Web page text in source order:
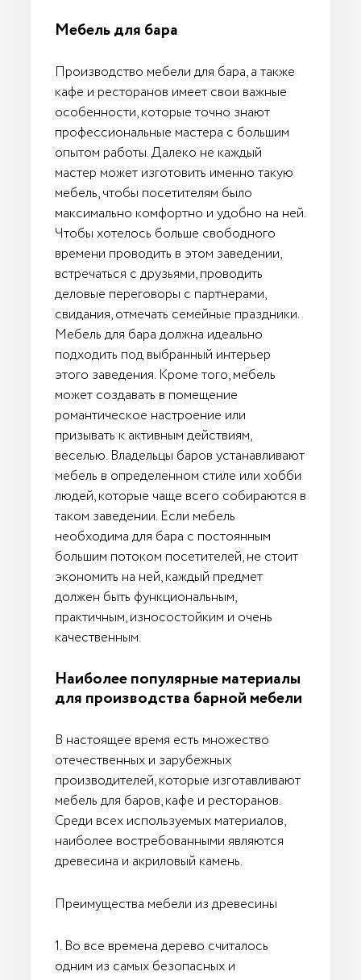
Мебель для бара
Производство мебели для бара, а также
кафе и ресторанов имеет свои важные
особенности, которые точно знают
профессиональные мастера с большим
опытом работы. Далеко не каждый
мастер может изготовить именно такую
мебель, чтобы посетителям было
максимально комфортно и удобно на ней.
Чтобы хотелось больше свободного
времени проводить в этом заведении,
встречаться с друзьями, проводить
деловые переговоры с партнерами,
свидания, отмечать семейные праздники.
Мебель для бара должна идеально
подходить под выбранный интерьер
этого заведения. Кроме того, мебель
может создавать в помещение
романтическое настроение или
призывать к активным действиям,
веселью. Владельцы баров устанавливают
мебель в определенном стиле или хобби
людей, которые чаще всего собираются в
таком заведении. Если мебель
необходима для бара с постоянным
большим потоком посетителей, не стоит
экономить на ней, каждый предмет
должен быть функциональным,
практичным, износостойким и очень
качественным.
Наиболее популярные материалы
для производства барной мебели
В настоящее время есть множество
отечественных и зарубежных
производителей, которые изготавливают
мебель для баров, кафе и ресторанов.
Среди всех используемых материалов,
наиболее востребованными являются
древесина и акриловый камень.
Преимущества мебели из древесины
1. Во все времена дерево считалось
одним из самых безопасных и